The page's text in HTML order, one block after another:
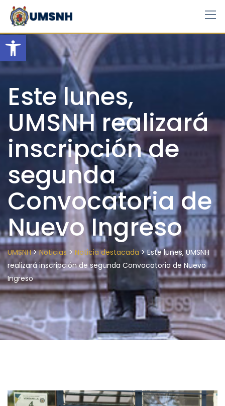
Open toolbar
Skip
content
Este lunes,
UMSNH realizará
inscripción de
segunda
Convocatoria de
Nuevo Ingreso
UMSNH>Noticias > Noticia destacada>Este lunes, UMSNH
realizará inscripción de segunda Convocatoria de Nuevo
Ingreso